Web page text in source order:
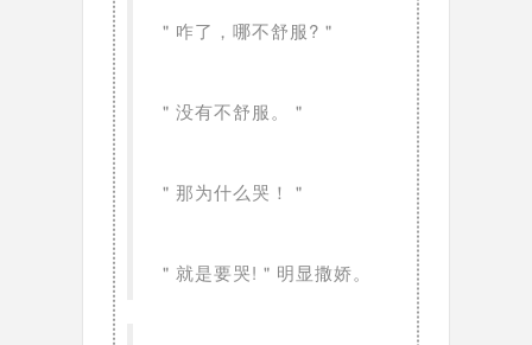
＂咋了，哪不舒服?＂
＂没有不舒服。＂
＂那为什么哭！＂
＂就是要哭!＂明显撒娇。